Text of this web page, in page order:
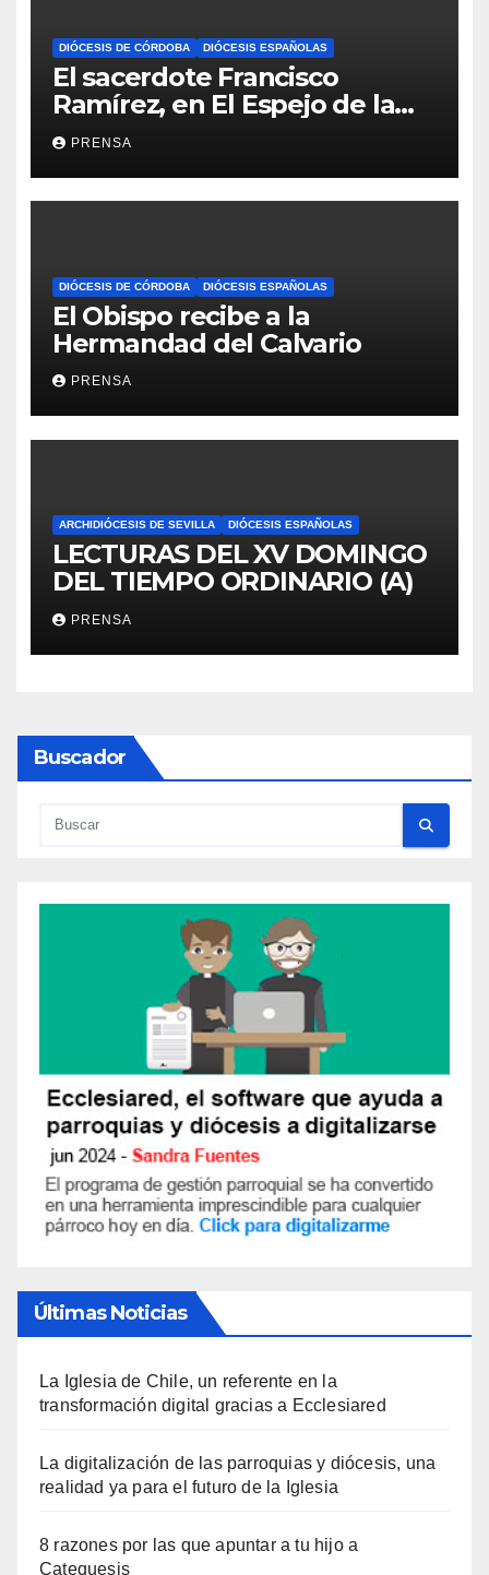
DIÓCESIS DE CÓRDOBA DIÓCESIS ESPAÑOLAS
El sacerdote Francisco
Ramírez, en El Espejo de la
Iglesia
PRENSA
DIÓCESIS DE CÓRDOBA DIÓCESIS ESPAÑOLAS
El Obispo recibe a la
Hermandad del Calvario
PRENSA
ARCHIDIÓCESIS DE SEVILLA DIÓCESIS ESPAÑOLAS
LECTURAS DEL XV DOMINGO
DEL TIEMPO ORDINARIO (A)
PRENSA
Buscador
Últimas Noticias
La Iglesia de Chile, un referente en la
transformación digital gracias a Ecclesiared
La digitalización de las parroquias y diócesis, una
realidad ya para el futuro de la Iglesia
8 razones por las que apuntar a tu hijo a
Catequesis